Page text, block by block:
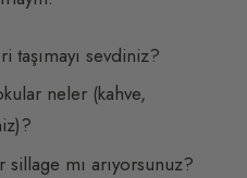
taşımayı sevdiniz?
neler (kahve,
sillage mı arıyorsunuz?